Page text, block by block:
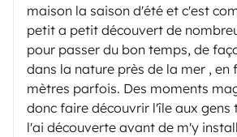
maison la saison d'été et c'est
petit a petit découvert de
pour passer du bon temps, de
dans la nature près de la mer , en
mètres parfois. Des moments
donc faire découvrir l'île aux gens
l'ai découverte avant de m'y